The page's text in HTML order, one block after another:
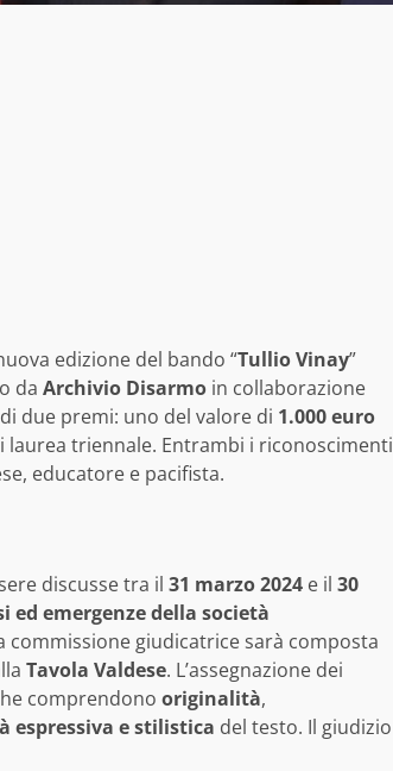
edizione del bando “Tullio Vinay”
da Archivio Disarmo in collaborazione
due premi: uno del valore di 1.000 euro
laurea triennale. Entrambi i riconoscimenti
educatore e pacifista.
discusse tra il 31 marzo 2024 e il 30
ed emergenze della società
commissione giudicatrice sarà composta
Tavola Valdese. L’assegnazione dei
comprendono originalità,
espressiva e stilistica del testo. Il giudizio